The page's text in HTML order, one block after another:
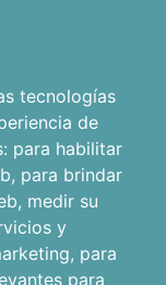
tecnologías
de
para habilitar
, para brindar
, medir su
y
, para
para